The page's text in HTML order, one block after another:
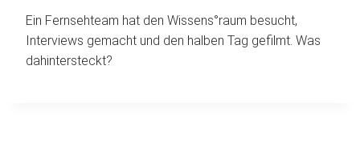
Ein Fernsehteam hat den Wissens°raum besucht,
Interviews gemacht und den halben Tag gefilmt. Was
dahintersteckt?